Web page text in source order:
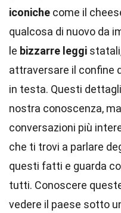
iconiche come il
qualcosa di nuovo da
le bizzarre leggi
attraversare il confine
in testa. Questi
nostra conoscenza,
conversazioni più
che ti trovi a parlare
questi fatti e guarda
tutti. Conoscere
vedere il paese sotto